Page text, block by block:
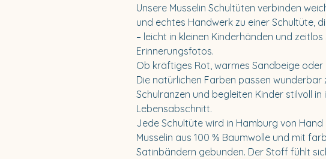
Unsere Musselin Schultüten verbinden
und echtes Handwerk zu einer Schultüte,
– leicht in kleinen Kinderhänden und
Erinnerungsfotos.
Ob kräftiges Rot, warmes Sandbeige oder
Die natürlichen Farben passen wunderbar
Schulranzen und begleiten Kinder stilvoll in
Lebensabschnitt.
Jede Schultüte wird in Hamburg von
Musselin aus 100 % Baumwolle und mit
Satinbändern gebunden. Der Stoff fühlt